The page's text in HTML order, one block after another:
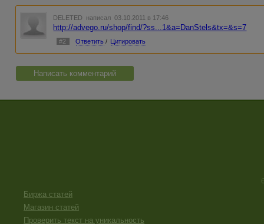
DELETED написал 03.10.2011 в 17:46
http://advego.ru/shop/find/?ss...1&a=DanStels&tx=&s=7
#2 Ответить / Цитировать
Написать комментарий
Биржа статей
Магазин статей
Проверить текст на уникальность